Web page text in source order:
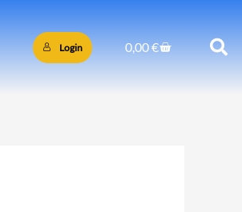
Login 0,00€Warenkorb